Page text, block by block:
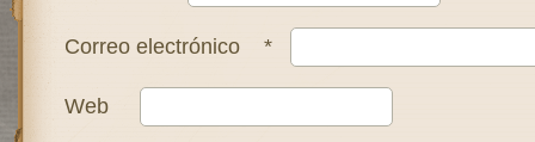
Correo electrónico *
Web